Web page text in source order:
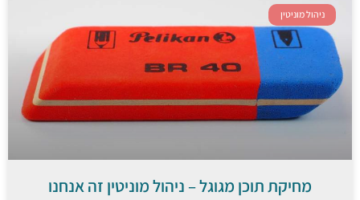
ניהול מוניטין
מחיקת תוכן מגוגל – ניהול מוניטין זה אנחנו